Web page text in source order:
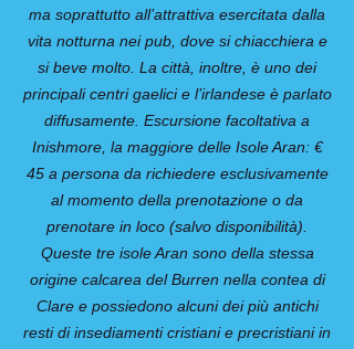
ma soprattutto all’attrattiva esercitata dalla
vita notturna nei pub, dove si chiacchiera e
si beve molto. La città, inoltre, è uno dei
principali centri gaelici e l’irlandese è parlato
diffusamente. Escursione facoltativa a
Inishmore, la maggiore delle Isole Aran: €
45 a persona da richiedere esclusivamente
al momento della prenotazione o da
prenotare in loco (salvo disponibilità).
Queste tre isole Aran sono della stessa
origine calcarea del Burren nella contea di
Clare e possiedono alcuni dei più antichi
resti di insediamenti cristiani e precristiani in